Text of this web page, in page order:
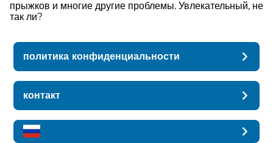
прыжков и многие другие проблемы. Увлекательный, не
так ли?
политика конфиденциальности
контакт